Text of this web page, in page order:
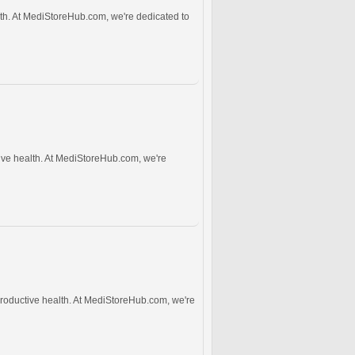
At MediStoreHub.com, we're dedicated to
health. At MediStoreHub.com, we're
health. At MediStoreHub.com, we're